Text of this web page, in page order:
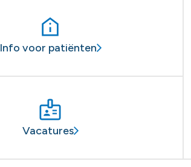
Info voor patiënten
Vacatures